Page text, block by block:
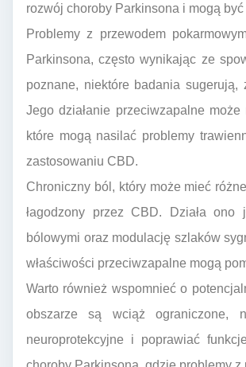
rozwój choroby Parkinsona i mogą
Problemy z przewodem
Parkinsona, często wynikając ze
poznane, niektóre badania
Jego działanie przeciwzapalne
które mogą nasilać problemy
zastosowaniu CBD.
Chroniczny ból, który może mieć
łagodzony przez CBD. Działa
bólowymi oraz modulację szlaków
właściwości przeciwzapalne mogą
Warto również wspomnieć o
obszarze są wciąż ograniczone,
neuroprotekcyjne i poprawiać